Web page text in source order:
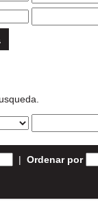
| Ordenar por